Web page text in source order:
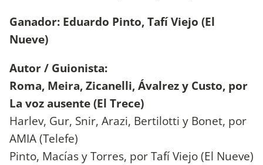
Ganador: Eduardo Pinto, Tafí Viejo (El
Nueve)
Autor / Guionista:
Roma, Meira, Zicanelli, Ávalrez y Custo, por
La voz ausente (El Trece)
Harlev, Gur, Snir, Arazi, Bertilotti y Bonet, por
AMIA (Telefe)
Pinto, Macías y Torres, por Tafí Viejo (El Nueve)